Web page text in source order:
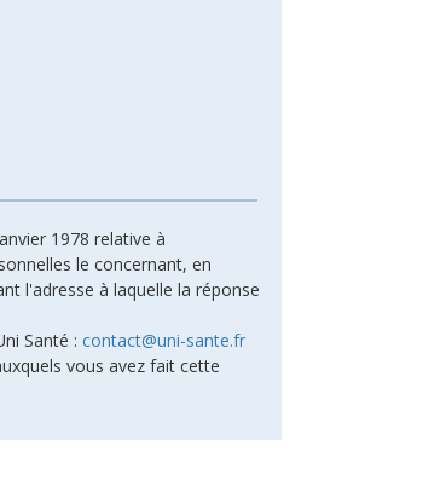
1978 relative à
le concernant, en
l'adresse à laquelle la réponse
Santé : contact@uni-sante.fr
vous avez fait cette